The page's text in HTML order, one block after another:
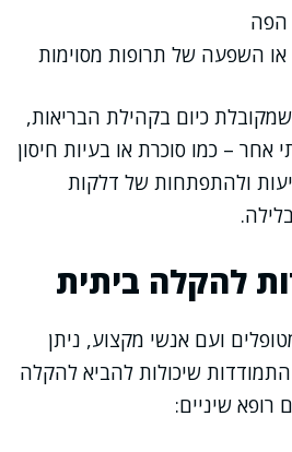
הפה
או השפעה של תרופות מסוימות
כיום בקהילת הבריאות,
אחר – כמו סוכרת או בעיות חיסון
ולהתפתחות של דלקות
להקלה ביתית
ועם אנשי מקצוע, ניתן
שיכולות להביא להקלה
שיניים: